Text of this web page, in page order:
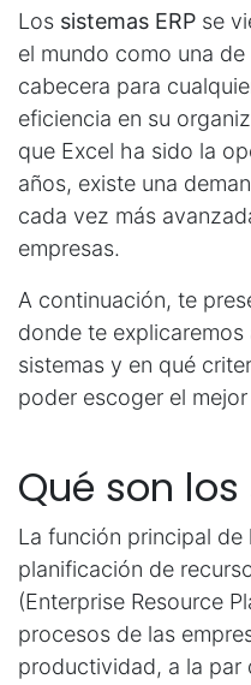
Los sistemas ERP se
el mundo como una
cabecera para
eficiencia en su
que Excel ha sido la
años, existe una
cada vez más
empresas.
A continuación, te
donde te
sistemas y en qué
poder escoger el
Qué son los
La función principal de
planificación de
(Enterprise Resource
procesos de las
productividad, a la par